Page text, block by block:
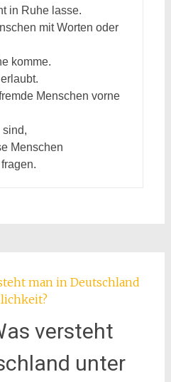
in Ruhe lasse.
mit Worten oder
komme.
Menschen vorne
sind,
Menschen
versteht
unter